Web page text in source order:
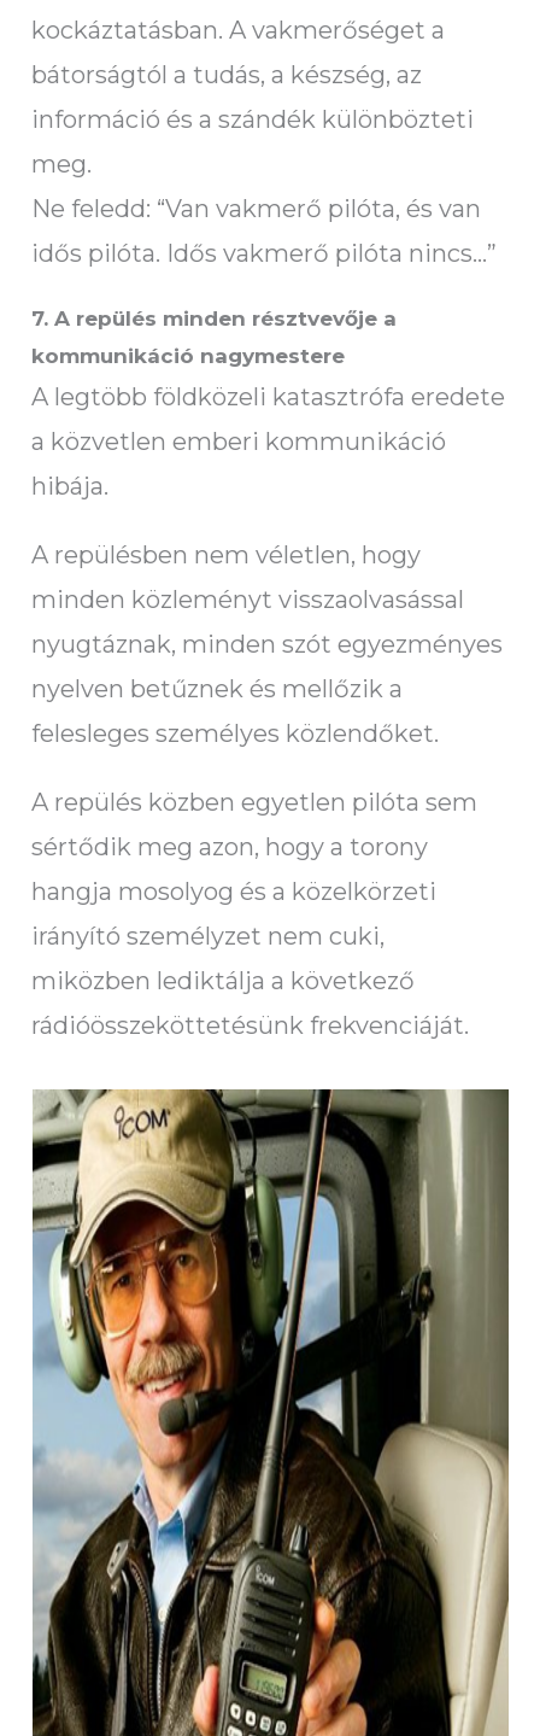
kockáztatásban. A vakmerőséget a
bátorságtól a tudás, a készség, az
információ és a szándék különbözteti
meg.
Ne feledd: “Van vakmerő pilóta, és van
idős pilóta. Idős vakmerő pilóta nincs…”
7. A repülés minden résztvevője a
kommunikáció nagymestere
A legtöbb földközeli katasztrófa eredete
a közvetlen emberi kommunikáció
hibája.
A repülésben nem véletlen, hogy
minden közleményt visszaolvasással
nyugtáznak, minden szót egyezményes
nyelven betűznek és mellőzik a
felesleges személyes közlendőket.
A repülés közben egyetlen pilóta sem
sértődik meg azon, hogy a torony
hangja mosolyog és a közelkörzeti
irányító személyzet nem cuki,
miközben lediktálja a következő
rádióösszeköttetésünk frekvenciáját.